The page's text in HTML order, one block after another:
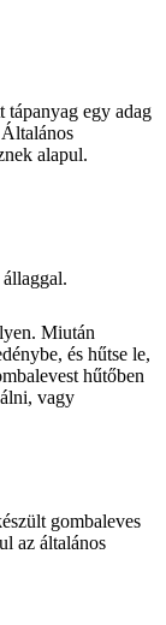
egy adag
alapul.
Miután
és hűtse le,
hűtőben
vagy
gombaleves
az általános